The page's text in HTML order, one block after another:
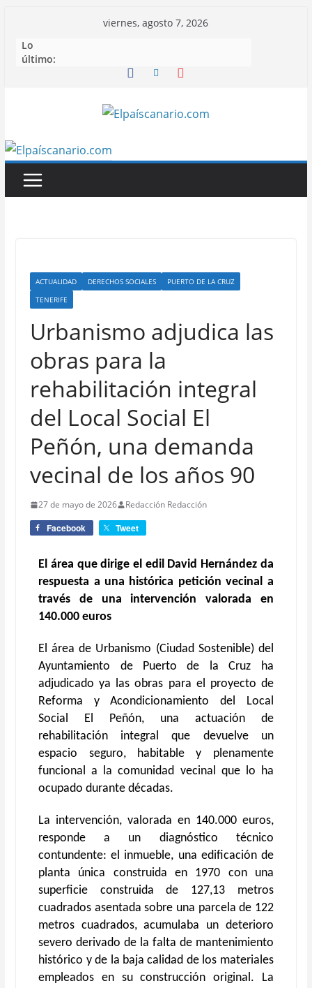
contenido
viernes, agosto 7, 2026
Lo
último:
ACTUALIDAD DERECHOS SOCIALES
PUERTO DE LA CRUZ
TENERIFE
Urbanismo adjudica las
obras para la
rehabilitación integral
del Local Social El
Peñón, una demanda
vecinal de los años 90
27 de mayo de 2026 Redacción Redacción
Facebook Tweet
El área que dirige el edil David Hernández da
respuesta a una histórica petición vecinal a
través de una intervención valorada en
140.000 euros
El área de Urbanismo (Ciudad Sostenible) del
Ayuntamiento de Puerto de la Cruz ha
adjudicado ya las obras para el proyecto de
Reforma y Acondicionamiento del Local
Social El Peñón, una actuación de
rehabilitación integral que devuelve un
espacio seguro, habitable y plenamente
funcional a la comunidad vecinal que lo ha
ocupado durante décadas.
La intervención, valorada en 140.000 euros,
responde a un diagnóstico técnico
contundente: el inmueble, una edificación de
planta única construida en 1970 con una
superficie construida de 127,13 metros
cuadrados asentada sobre una parcela de 122
metros cuadrados, acumulaba un deterioro
severo derivado de la falta de mantenimiento
histórico y de la baja calidad de los materiales
empleados en su construcción original. La